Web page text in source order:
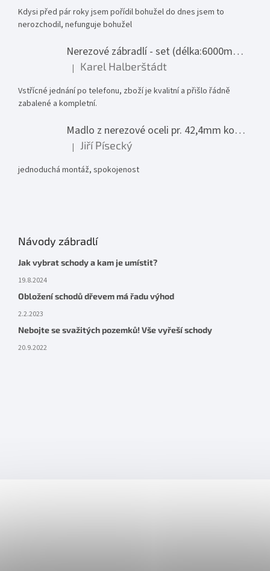
Kdysi před pár roky jsem pořídil bohužel do dnes jsem to
nerozchodil, nefunguje bohužel
Nerezové zábradlí - set (délka:6000mm x výška:1000mm)
Hodnocení produktu je 5 z 5 hvězdiček.
| Karel Halberštádt
Vstřícné jednání po telefonu, zboží je kvalitní a přišlo řádně
zabalené a kompletní.
Madlo z nerezové oceli pr. 42,4mm komplet - model 0116 - 3000mm
Hodnocení produktu je 5 z 5 hvězdiček.
| Jiří Písecký
jednoduchá montáž, spokojenost
Návody zábradlí
Jak vybrat schody a kam je umístit?
19.8.2024
Obložení schodů dřevem má řadu výhod
2.2.2023
Nebojte se svažitých pozemků! Vše vyřeší schody
20.9.2022